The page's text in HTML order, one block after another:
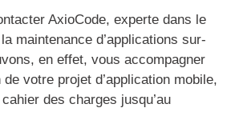
AxioCode, experte dans le
maintenance d’applications sur-
en effet, vous accompagner
votre projet d’application mobile,
des charges jusqu’au